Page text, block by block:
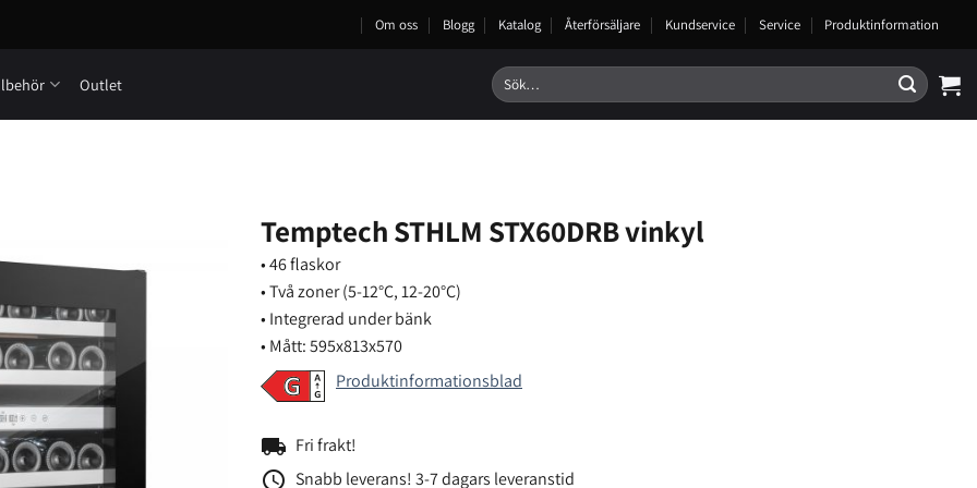
Om oss Blogg Katalog Återförsäljare Kundservice Service Produktinformation
Outlet
Sök
efter:
Temptech STHLM STX60DRB vinkyl
• 46 flaskor
• Två zoner (5-12°C, 12-20°C)
• Integrerad under bänk
• Mått: 595x813x570
Produktinformationsblad
local_shipping Fri frakt!
access_time Snabb leverans! 3-7 dagars leveranstid